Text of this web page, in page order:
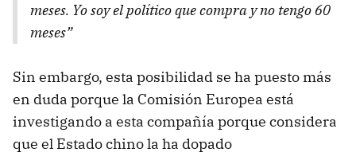
meses. Yo soy el político que compra y no tengo 60
meses”
Sin embargo, esta posibilidad se ha puesto más
en duda porque la Comisión Europea está
investigando a esta compañía porque considera
que el Estado chino la ha dopado